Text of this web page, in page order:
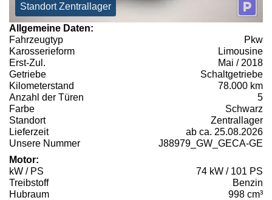
Standort Zentrallager
Allgemeine Daten:
Fahrzeugtyp
Pkw
Karosserieform
Limousine
Erst-Zul.
Mai / 2018
Getriebe
Schaltgetriebe
Kilometerstand
78.000 km
Anzahl der Türen
5
Farbe
Schwarz
Standort
Zentrallager
Lieferzeit
ab ca. 25.08.2026
Unsere Nummer
J88979_GW_GECA-GE
Motor:
kW / PS
74 kW / 101 PS
Treibstoff
Benzin
Hubraum
998 cm³